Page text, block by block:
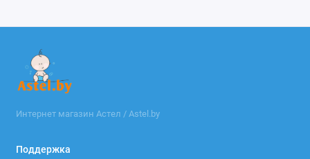
Интернет магазин Астел / Astel.by
Поддержка